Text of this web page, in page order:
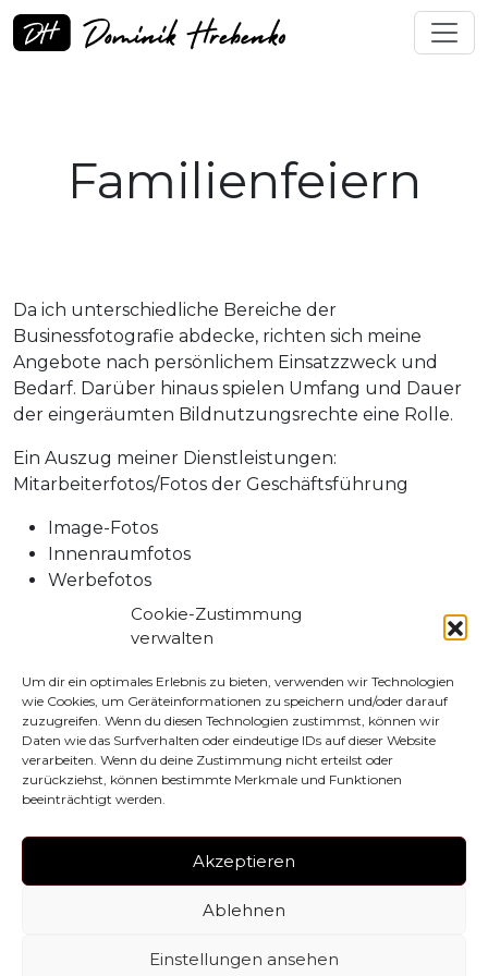
Cookie-Zustimmung
verwalten
Um dir ein optimales Erlebnis zu bieten, verwenden wir Technologien
wie Cookies, um Geräteinformationen zu speichern und/oder darauf
zuzugreifen. Wenn du diesen Technologien zustimmst, können wir
Daten wie das Surfverhalten oder eindeutige IDs auf dieser Website
verarbeiten. Wenn du deine Zustimmung nicht erteilst oder
zurückziehst, können bestimmte Merkmale und Funktionen
beeinträchtigt werden.
Akzeptieren
Ablehnen
Einstellungen ansehen
Familienfeiern
Da ich unterschiedliche Bereiche der
Businessfotografie abdecke, richten sich meine
Angebote nach persönlichem Einsatzzweck und
Bedarf. Darüber hinaus spielen Umfang und Dauer
der eingeräumten Bildnutzungsrechte eine Rolle.
Ein Auszug meiner Dienstleistungen:
Mitarbeiterfotos/Fotos der Geschäftsführung
Image-Fotos
Innenraumfotos
Werbefotos
Dokumentation von Firmenveranstaltungen
Fotoreportagen von Firmenfeiern
Bitte um Kontaktaufnahme für ein Angebot!
© 2026 All Rights Reserved.
Datenschutz AGB